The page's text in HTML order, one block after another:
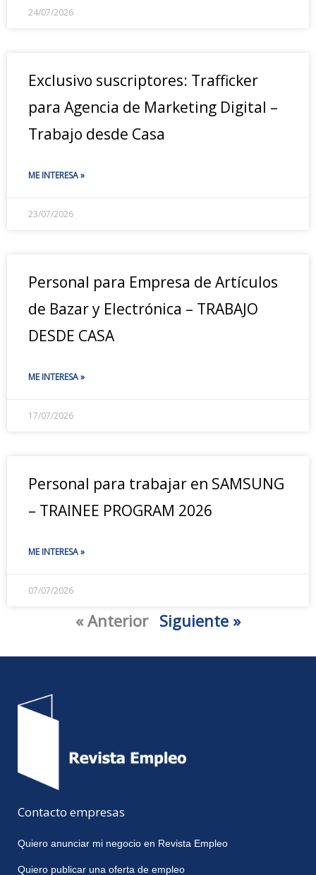
24/07/2026
Exclusivo suscriptores: Trafficker
para Agencia de Marketing Digital –
Trabajo desde Casa
ME INTERESA »
23/07/2026
Personal para Empresa de Artículos
de Bazar y Electrónica – TRABAJO
DESDE CASA
ME INTERESA »
17/07/2026
Personal para trabajar en SAMSUNG
– TRAINEE PROGRAM 2026
ME INTERESA »
07/07/2026
« Anterior Siguiente »
Contacto empresas
Quiero anunciar mi negocio en Revista Empleo
Quiero publicar una oferta de empleo